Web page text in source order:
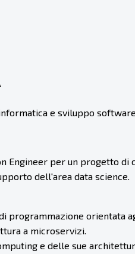
e sviluppo
Engineer per un progetto
dell'area data science.
programmazione orientata
a microservizi.
e delle sue